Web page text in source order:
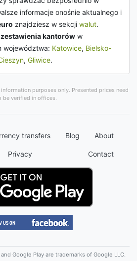
informacje onośnie aktualnego i
znajdziesz w sekcji walut.
zestawienia kantorów w
województwa: Katowice, Bielsko-
, Gliwice.
purposes only. Presented prices need
be verified in offices.
transfers Blog About
Privacy Contact
Google Play are trademarks of Google LLC.